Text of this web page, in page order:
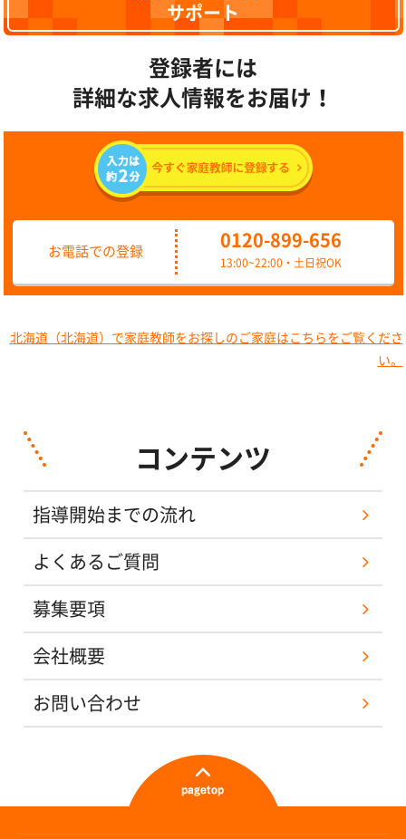
サポート
登録者には
詳細な求人情報をお届け！
お電話での登録
0120-899-656
13:00~22:00・土日祝OK
北海道（北海道）
で家庭教師をお探しのご家庭はこちらをご覧くださ
い。
コンテンツ
指導開始までの流れ
よくあるご質問
募集要項
会社概要
お問い合わせ